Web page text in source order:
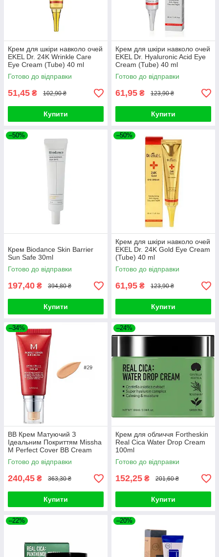
Крем для шкіри навколо очей
EKEL Dr. 24K Wrinkle Care
Eye Cream (Tube) 40 ml
Готово до відправки
51,45 ₴ 102,90 ₴
Купити
Крем для шкіри навколо очей
EKEL Dr. Hyaluronic Acid Eye
Cream (Tube) 40 ml
Готово до відправки
61,95 ₴ 123,90 ₴
Купити
–50%
Крем Biodance Skin Barrier
Sun Safe 30ml
Готово до відправки
197,40 ₴ 394,80 ₴
Купити
–50%
Крем для шкіри навколо очей
EKEL Dr. 24K Gold Eye Cream
(Tube) 40 ml
Готово до відправки
61,95 ₴ 123,90 ₴
Купити
–34%
ВВ Крем Матуючий З
Ідеальним Покриттям Missha
M Perfect Cover BB Cream
SPF42 PA+++ (50ml, 29
відтінок - карамельний беж)
Готово до відправки
240,45 ₴ 363,30 ₴
Купити
–24%
Крем для обличчя Fortheskin
Real Cica Water Drop Cream
100ml
Готово до відправки
152,25 ₴ 201,60 ₴
Купити
–22% –20%